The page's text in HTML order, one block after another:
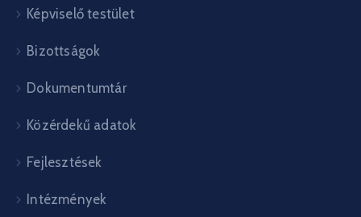
Képviselő testület
Bizottságok
Dokumentumtár
Közérdekű adatok
Fejlesztések
Intézmények